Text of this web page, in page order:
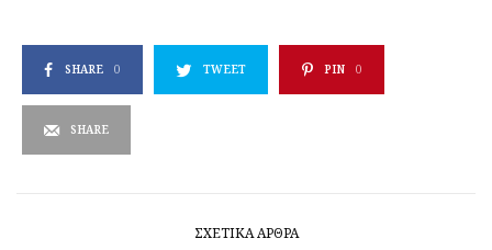
SHARE 0 TWEET PIN 0
SHARE
ΣΧΕΤΙΚΆ ΆΡΘΡΑ